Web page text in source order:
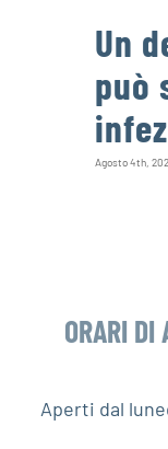
Un
può
Agosto 4th,
ORARI DI
Aperti dal